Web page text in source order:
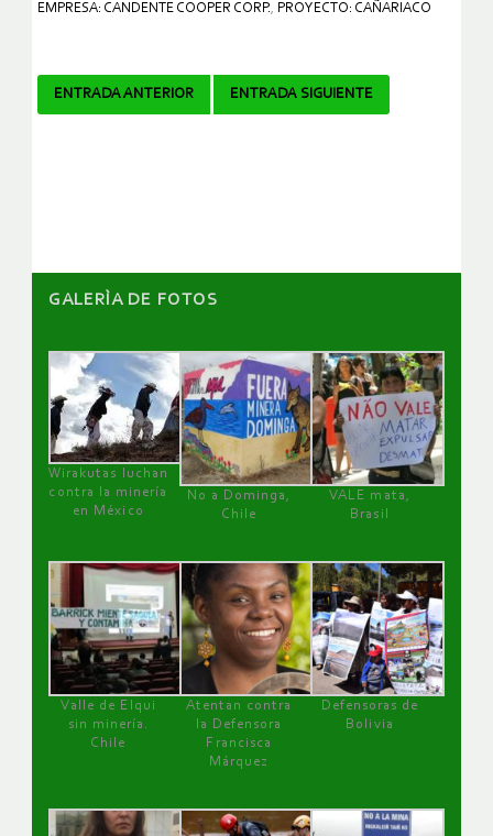
EMPRESA: CANDENTE COOPER CORP., PROYECTO: CAÑARIACO
Navegador
ENTRADA ANTERIOR ENTRADA SIGUIENTE
GALERÌA DE FOTOS
Wirakutas luchan
contra la minería
en México
No a Dominga,
Chile
VALE mata,
Brasil
Valle de Elqui
sin minería.
Chile
Atentan contra
la Defensora
Francisca
Márquez
Defensoras de
Bolivia